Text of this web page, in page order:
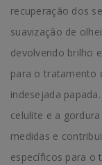
recuperação dos
suavização de
devolvendo brilho
para o tratamento
indesejada
celulite e a
medidas e
específicos para o